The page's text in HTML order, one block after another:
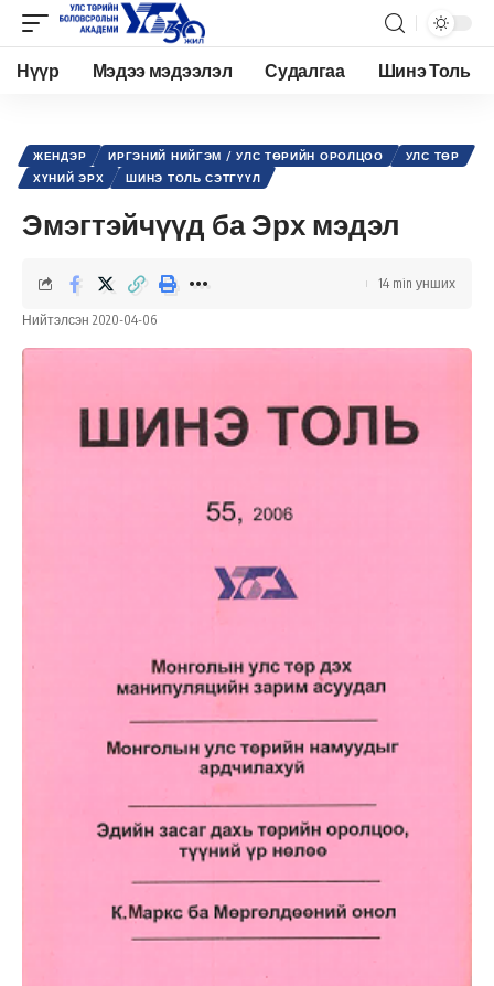
Нүүр Мэдээ мэдээлэл Судалгаа Шинэ Толь
ЖЕНДЭР ИРГЭНИЙ НИЙГЭМ / УЛС ТӨРИЙН ОРОЛЦОО
УЛС ТӨР
ХҮНИЙ ЭРХ
ШИНЭ ТОЛЬ СЭТГҮҮЛ
Эмэгтэйчүүд ба Эрх мэдэл
Нийтэлсэн 2020-04-06
14 min унших